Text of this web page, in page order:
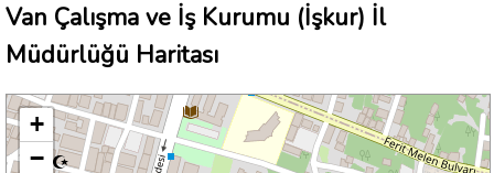
Van Çalışma ve İş Kurumu (İşkur) İl
Müdürlüğü Haritası
+
−